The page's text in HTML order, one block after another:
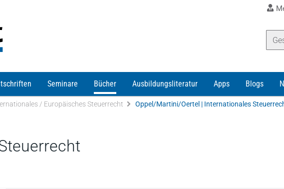
Seminare Bücher Ausbildungsliteratur Apps Blogs
/ Europäisches Steuerrecht Oppel/Martini/Oertel | Internationales